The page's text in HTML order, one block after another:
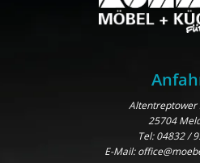
Altentreptower
25704
Tel:04832 /
E-Mail: